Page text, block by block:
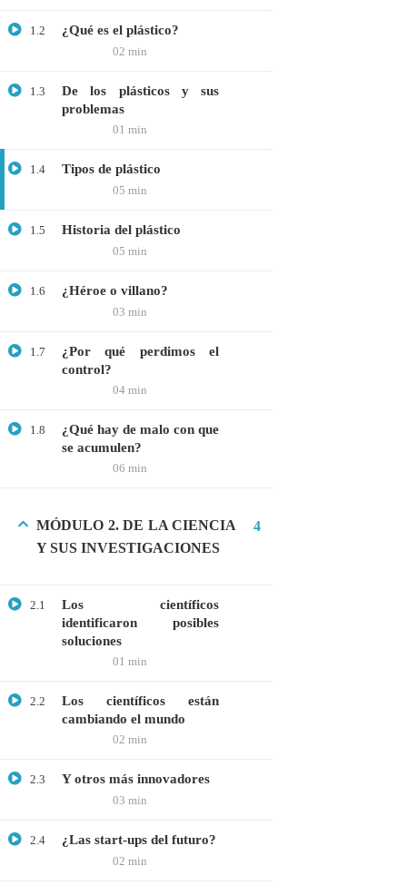
1.2 ¿Qué es el plástico?
02 min
1.3
De los plásticos y sus
problemas
01 min
1.4 Tipos de plástico
05 min
1.5 Historia del plástico
05 min
1.6 ¿Héroe o villano?
03 min
1.7
¿Por qué perdimos el
control?
04 min
1.8
¿Qué hay de malo con que
se acumulen?
06 min
MÓDULO 2. DE LA CIENCIA
Y SUS INVESTIGACIONES
4
2.1
Los científicos
identificaron posibles
soluciones
01 min
2.2
Los científicos están
cambiando el mundo
02 min
2.3 Y otros más innovadores
03 min
2.4 ¿Las start-ups del futuro?
02 min
GRATIS
PROTEÓMICA
ÚLTIMOS CURSOS
Curso: Células madre en terapia celular
$20.00
$25.00$10.00
Webinar: Introducción a la Ingeniería
+51901763623
info@cognitaconecta.com